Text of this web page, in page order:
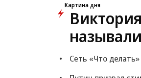
Картина дня
Сеть «Что